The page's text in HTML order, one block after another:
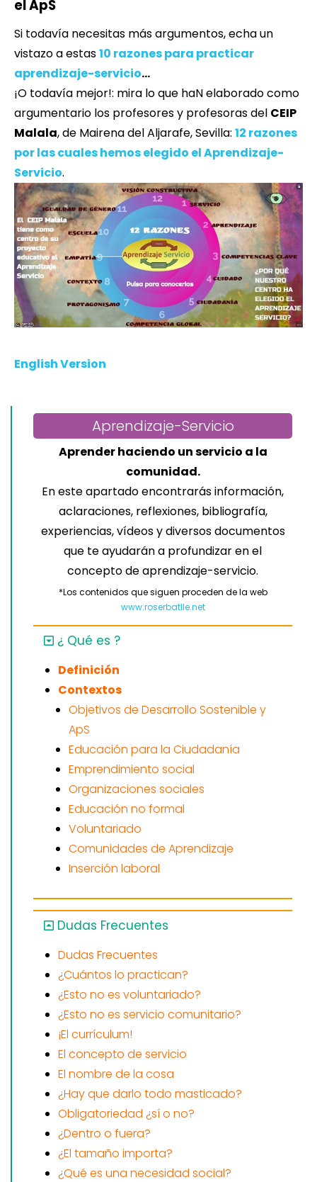
el ApS
Si todavía necesitas más argumentos, echa un
vistazo a estas10 razones para practicar
aprendizaje-servicio…
¡O todavía mejor!: mira lo que haN elaborado como
argumentario los profesores y profesoras del CEIP
Malala, de Mairena del Aljarafe, Sevilla: 12 razones
por las cuales hemos elegido el Aprendizaje-
Servicio.
English Version
Aprendizaje-Servicio
Aprender haciendo un servicio a la
comunidad.
En este apartado encontrarás información,
aclaraciones, reflexiones, bibliografía,
experiencias, vídeos y diversos documentos
que te ayudarán a profundizar en el
concepto de aprendizaje-servicio.
*Los contenidos que siguen proceden de la web
www.roserbatlle.net
¿ Qué es ?
Definición
Contextos
Objetivos de Desarrollo Sostenible y
ApS
Educación para la Ciudadanía
Emprendimiento social
Organizaciones sociales
Educación no formal
Voluntariado
Comunidades de Aprendizaje
Inserción laboral
Dudas Frecuentes
Dudas Frecuentes
¿Cuántos lo practican?
¿Esto no es voluntariado?
¿Esto no es servicio comunitario?
¡El currículum!
El concepto de servicio
El nombre de la cosa
¿Hay que darlo todo masticado?
Obligatoriedad ¿sí o no?
¿Dentro o fuera?
¿El tamaño importa?
¿Qué es una necesidad social?